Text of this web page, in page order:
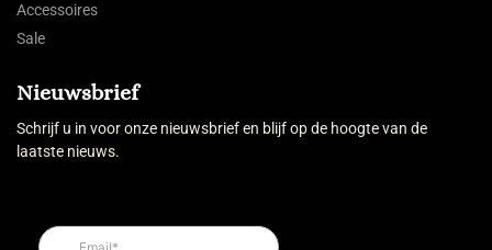
Accessoires
Sale
Nieuwsbrief
Schrijf u in voor onze nieuwsbrief en blijf op de hoogte van de
laatste nieuws.